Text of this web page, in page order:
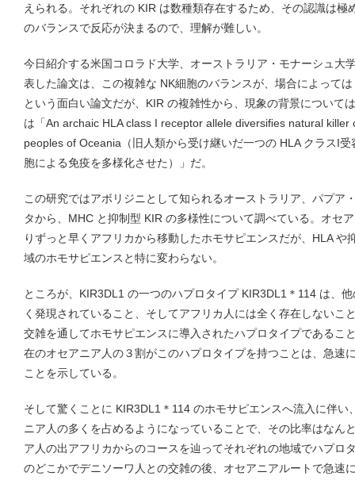
えられる。それぞれの KIR は数種類存在するため、その認識は極
のバランスで反応が決まるので、理解が難しい。
今日紹介する米国コロラド大学、オーストラリア・モナーシュ大
表した論文は、この複雑な NK細胞のバランスが、場合によって
という面白い論文だが、KIR の複雑性から、現象の背景について
は「An archaic HLA class I receptor allele diversiﬁes natural
peoples of Oceania（旧人類から受け継いだ一つの HLA クラスI
胞による免疫を多様化させた）」だ。
この研究ではアボリジニとして知られるオーストラリア、パプア
タから、MHC と抑制型 KIR の多様性について調べている。オセ
りずっと早くアフリカから移動したホモサピエンスだが、HLA や
域のホモサピエンスと特に変わらない。
ところが、KIR3DL1 の一つのハプロタイプ KIR3DL1＊114 は、
く発現されていること、そしてアフリカ人には全く存在しないこ
交雑を通してホモサピエンスに導入されたハプロタイプであるこ
在のオセアニア人の３割がこのハプロタイプを持つことは、急速
ことを示している。
そして驚くことに KIR3DL1＊114 のホモサピエンスへ流入に伴
ニア人の多くを占めるようになっていることで、その比率はなん
ア人の出アフリカからのコースを辿ってそれぞれの地域でハプロ
のどこかでデニソーワ人との交雑の後、オセアニアルートで急速